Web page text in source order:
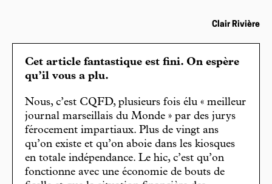
Clair Rivière
Cet article fantastique est fini. On espère
qu’il vous a plu.
Nous, c’est CQFD, plusieurs fois élu « meilleur
journal marseillais du Monde » par des jurys
férocement impartiaux. Plus de vingt ans
qu’on existe et qu’on aboie dans les kiosques
en totale indépendance. Le hic, c’est qu’on
fonctionne avec une économie de bouts de